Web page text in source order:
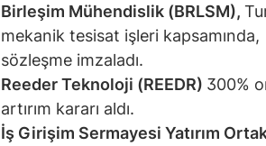
Birleşim Mühendislik (BRLSM),
mekanik tesisat işleri
sözleşme imzaladı.
Reeder Teknoloji (REEDR) 300%
artırım kararı aldı.
İş Girişim Sermayesi Yatırım